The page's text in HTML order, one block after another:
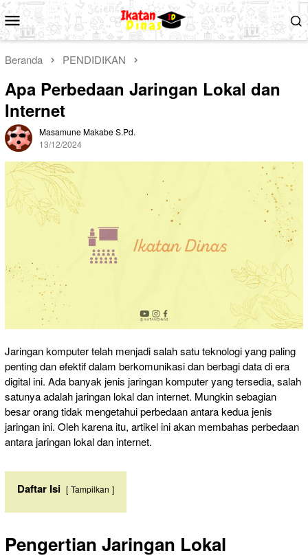
Loncat
ke
konten
Menu
Mobile
Beranda PENDIDIKAN
Apa Perbedaan Jaringan Lokal dan
Internet
Masamune Makabe S.Pd.
13/12/2024
Jaringan komputer telah menjadi salah satu teknologi yang paling
penting dan efektif dalam berkomunikasi dan berbagi data di era
digital ini. Ada banyak jenis jaringan komputer yang tersedia, salah
satunya adalah jaringan lokal dan internet. Mungkin sebagian
besar orang tidak mengetahui perbedaan antara kedua jenis
jaringan ini. Oleh karena itu, artikel ini akan membahas perbedaan
antara jaringan lokal dan internet.
Daftar Isi Tampilkan
Pengertian Jaringan Lokal